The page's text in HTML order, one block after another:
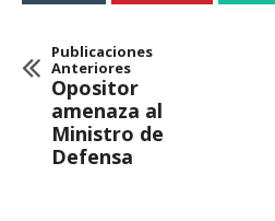
Publicaciones
Anteriores
Opositor
amenaza al
Ministro de
Defensa